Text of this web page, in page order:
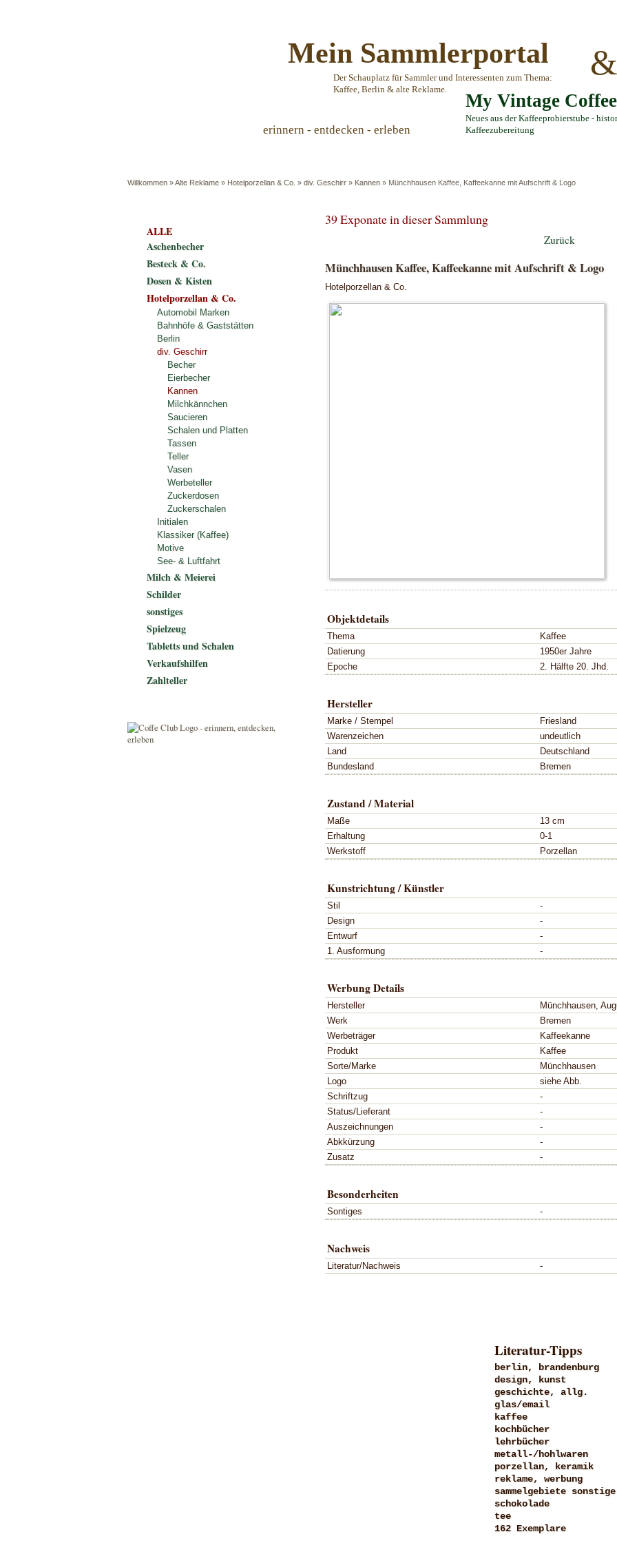
Mein Sammlerportal
Der Schauplatz für Sammler und Interessenten zum Thema:
Kaffee, Berlin & alte Reklame.
&
My Vintage
Neues aus der Kaffeeprobierstube -
Kaffeezubereitung
erinnern - entdecken - erleben
Willkommen »Alte Reklame » Hotelporzellan & Co. » div. Geschirr » Kannen » Münchhausen Kaffee, Kaffeekanne mit Aufschrift & Logo
39 Exponate in dieser Sammlung
Zurück
Münchhausen Kaffee, Kaffeekanne mit Aufschrift & Logo
Hotelporzellan & Co.
Objektdetails
Thema
Kaffee
Datierung
1950er Jahre
Epoche
2. Hälfte 20. Jhd.
Hersteller
Marke / Stempel
Friesland
Warenzeichen
undeutlich
Land
Deutschland
Bundesland
Bremen
Zustand / Material
Maße
13 cm
Erhaltung
0-1
Werkstoff
Porzellan
Kunstrichtung / Künstler
Stil
-
Design
-
Entwurf
-
1. Ausformung
-
Werbung Details
Hersteller
Münchhausen,
Werk
Bremen
Werbeträger
Kaffeekanne
Produkt
Kaffee
Sorte/Marke
Münchhausen
Logo
siehe Abb.
Schriftzug
-
Status/Lieferant
-
Auszeichnungen
-
Abkkürzung
-
Zusatz
-
Besonderheiten
Sontiges -
Nachweis
Literatur/Nachweis -
ALLE
Aschenbecher
Besteck & Co.
Dosen & Kisten
Hotelporzellan & Co.
Automobil Marken
Bahnhöfe & Gaststätten
Berlin
div. Geschirr
Becher
Eierbecher
Kannen
Milchkännchen
Saucieren
Schalen und Platten
Tassen
Teller
Vasen
Werbeteller
Zuckerdosen
Zuckerschalen
Initialen
Klassiker (Kaffee)
Motive
See- & Luftfahrt
Milch & Meierei
Schilder
sonstiges
Spielzeug
Tabletts und Schalen
Verkaufshilfen
Zahlteller
Literatur-Tipps
berlin, brandenburg
design, kunst
geschichte, allg.
glas/email
kaffee
kochbücher
lehrbücher
metall-/hohlwaren
porzellan, keramik
reklame, werbung
sammelgebiete sonstige
schokolade
tee
162 Exemplare